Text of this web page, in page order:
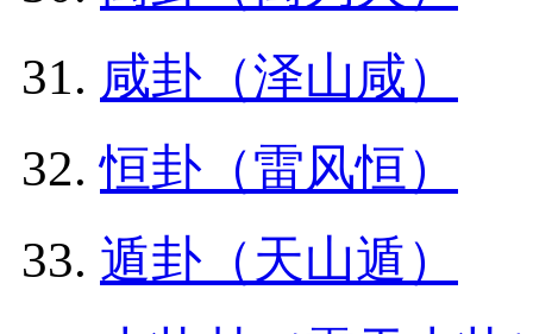
咸卦（泽山咸）
恒卦（雷风恒）
遁卦（天山遁）